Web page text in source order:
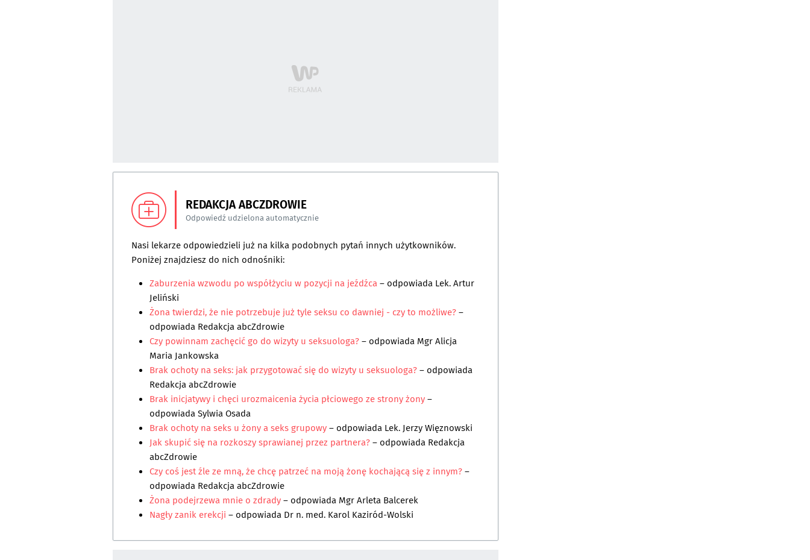
REDAKCJA ABCZDROWIE
Odpowiedź udzielona automatycznie
Nasi lekarze odpowiedzieli już na kilka podobnych pytań innych użytkowników.
Poniżej znajdziesz do nich odnośniki:
Zaburzenia wzwodu po współżyciu w pozycji na jeźdźca– odpowiada Lek. Artur
Jeliński
Żona twierdzi, że nie potrzebuje już tyle seksu co dawniej - czy to możliwe?–
odpowiada Redakcja abcZdrowie
Czy powinnam zachęcić go do wizyty u seksuologa?– odpowiada Mgr Alicja
Maria Jankowska
Brak ochoty na seks: jak przygotować się do wizyty u seksuologa?– odpowiada
Redakcja abcZdrowie
Brak inicjatywy i chęci urozmaicenia życia płciowego ze strony żony–
odpowiadaSylwia Osada
Brak ochoty na seks u żony a seks grupowy– odpowiada Lek. Jerzy Więznowski
Jak skupić się na rozkoszy sprawianej przez partnera?– odpowiada Redakcja
abcZdrowie
Czy coś jest źle ze mną, że chcę patrzeć na moją żonę kochającą się z innym?–
odpowiada Redakcja abcZdrowie
Żona podejrzewa mnie o zdrady– odpowiada Mgr Arleta Balcerek
Nagły zanik erekcji – odpowiada Dr n. med. Karol Kaziród-Wolski